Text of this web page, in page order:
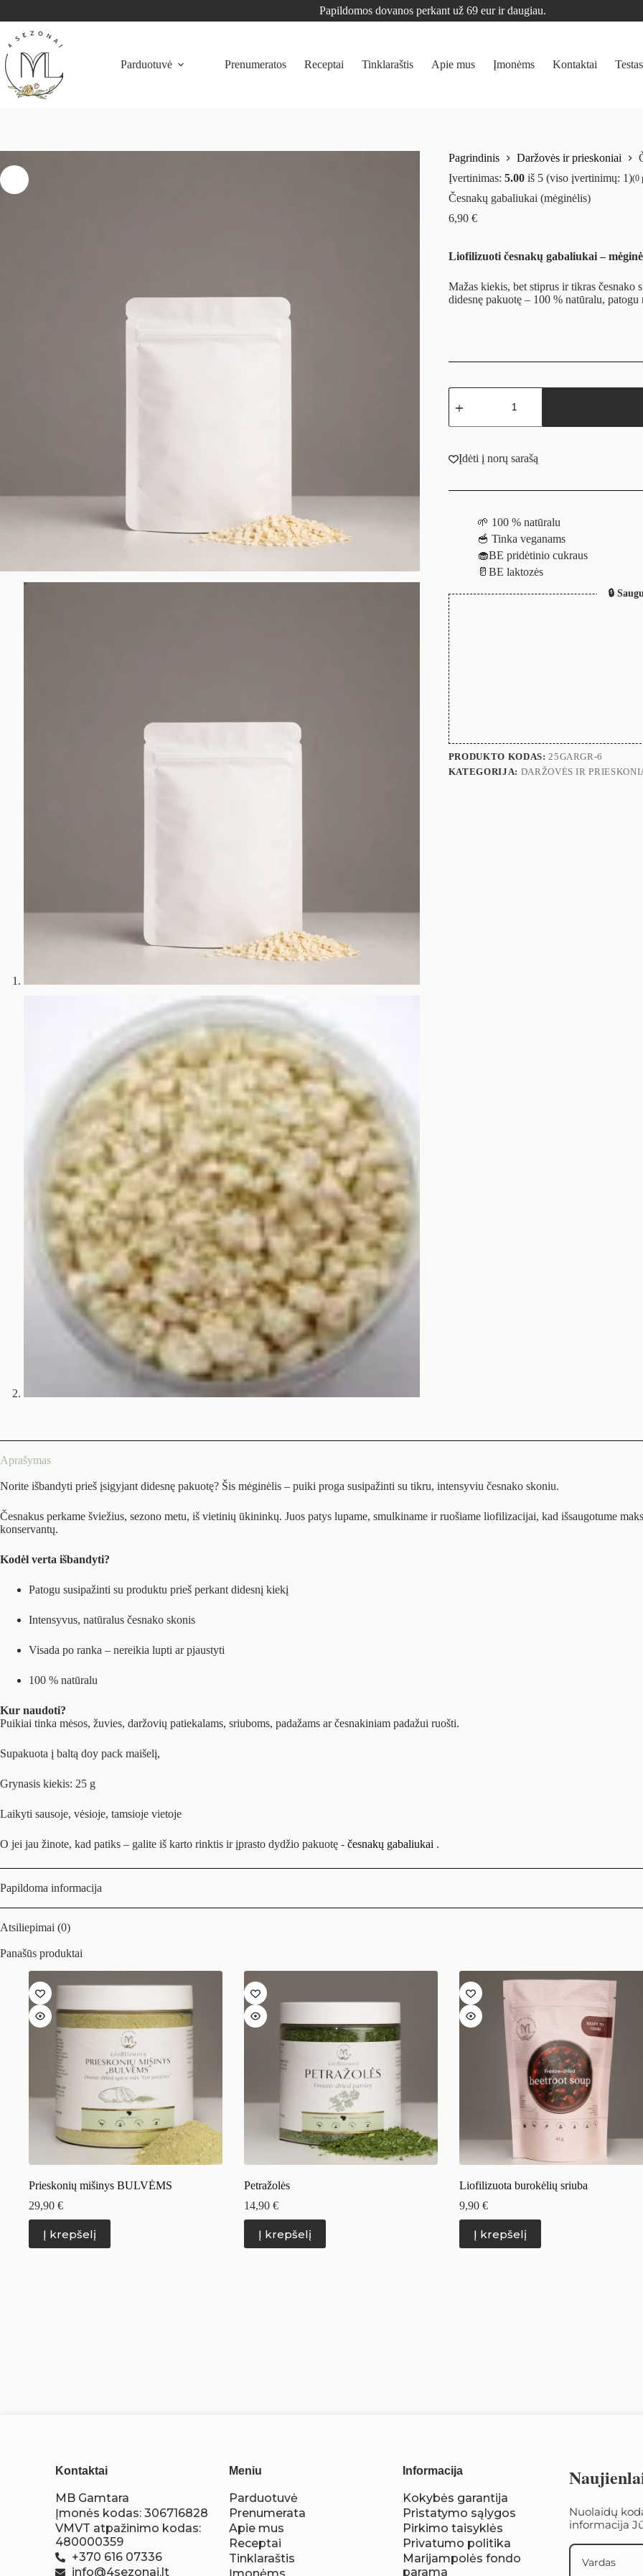
Papildomos dovanos perkant už 69 eur ir daugiau.
Parduotuvė Prenumeratos Receptai Tinklaraštis Apie mus Įmonėms Kontaktai Testas
Pagrindinis Daržovės ir prieskoniai
Įvertinimas: 5.00iš 5 (viso įvertinimų: 1)(0
Česnakų gabaliukai (mėginėlis)
6,90 €
Liofilizuoti česnakų gabaliukai –
Mažas kiekis, bet stiprus ir tikras
didesnę pakuotę – 100 % natūralu,
Įdėti į norų sarašą
🌱 100 % natūralu
🥣 Tinka veganams
🧁BE pridėtinio cukraus
🥛BE laktozės
🔒
PRODUKTO KODAS: 25GARGR-6
KATEGORIJA: DARŽOVĖS IR
Aprašymas
Norite išbandyti prieš įsigyjant didesnę pakuotę? Šis mėginėlis – puiki proga susipažinti su tikru, intensyviu česnako skoniu.
Česnakus perkame šviežius, sezono metu, iš vietinių ūkininkų. Juos patys lupame, smulkiname ir ruošiame liofilizacijai, kad išsaugotume
konservantų.
Kodėl verta išbandyti?
Patogu susipažinti su produktu prieš perkant didesnį kiekį
Intensyvus, natūralus česnako skonis
Visada po ranka – nereikia lupti ar pjaustyti
100 % natūralu
Kur naudoti?
Puikiai tinka mėsos, žuvies, daržovių patiekalams, sriuboms, padažams ar česnakiniam padažui ruošti.
Supakuota į baltą doy pack maišelį,
Grynasis kiekis: 25 g
Laikyti sausoje, vėsioje, tamsioje vietoje
O jei jau žinote, kad patiks – galite iš karto rinktis ir įprasto dydžio pakuotę - česnakų gabaliukai .
Papildoma informacija
Atsiliepimai (0)
Panašūs produktai
Prieskonių mišinys BULVĖMS
29,90 €
Į krepšelį
Petražolės
14,90 €
Į krepšelį
Liofilizuota burokėlių sriuba
9,90 €
Į krepšelį
Kontaktai
MB Gamtara
Įmonės kodas: 306716828
VMVT atpažinimo kodas:
480000359
+370 616 07336
info@4sezonai.lt
Meniu
Parduotuvė
Prenumerata
Apie mus
Receptai
Tinklaraštis
Informacija
Kokybės garantija
Pristatymo sąlygos
Pirkimo taisyklės
Privatumo politika
Marijampolės fondo
parama
Nuolaidų
informacija